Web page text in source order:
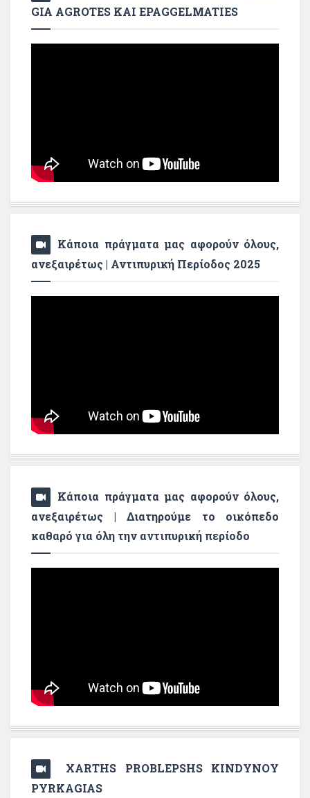
GIA AGROTES KAI EPAGGELMATIES
Κάποια πράγματα μας αφορούν όλους,
ανεξαιρέτως | Αντιπυρική Περίοδος 2025
Κάποια πράγματα μας αφορούν όλους,
ανεξαιρέτως | Διατηρούμε το οικόπεδο
καθαρό για όλη την αντιπυρική περίοδο
XARTHS PROBLEPSHS KINDYNOY
PYRKAGIAS